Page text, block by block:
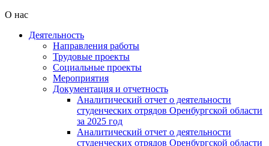
О нас
Деятельность
Направления работы
Трудовые проекты
Социальные проекты
Мероприятия
Документация и отчетность
Аналитический отчет о деятельности
студенческих отрядов Оренбургской области
за 2025 год
Аналитический отчет о деятельности
студенческих отрядов Оренбургской области